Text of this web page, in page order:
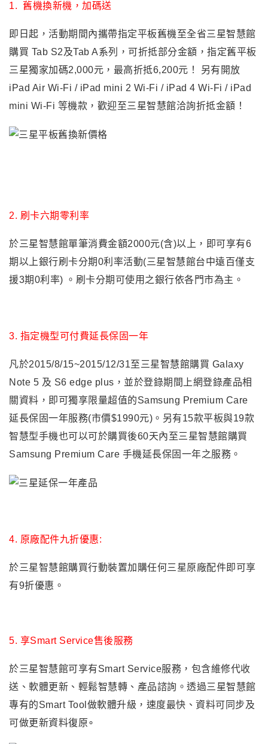
1. 舊機換新機，加碼送
即日起，活動期間內攜帶指定平板舊機至全省三星智慧館
購買 Tab S2及Tab A系列，可折抵部分金額，指定舊平板
三星獨家加碼2,000元，最高折抵6,200元！ 另有開放
iPad Air Wi-Fi / iPad mini 2 Wi-Fi / iPad 4 Wi-Fi / iPad
mini Wi-Fi 等機款，歡迎至三星智慧館洽詢折抵金額！
2. 刷卡六期零利率
於三星智慧館單筆消費金額2000元(含)以上，即可享有6
期以上銀行刷卡分期0利率活動(三星智慧館台中遠百僅支
援3期0利率) 。刷卡分期可使用之銀行依各門市為主。
3. 指定機型可付費延長保固一年
凡於2015/8/15~2015/12/31至三星智慧館購買 Galaxy
Note 5 及 S6 edge plus，並於登錄期間上網登錄產品相
關資料，即可獨享限量超值的Samsung Premium Care
延長保固一年服務(市價$1990元)。另有15款平板與19款
智慧型手機也可以可於購買後60天內至三星智慧館購買
Samsung Premium Care 手機延長保固一年之服務。
4. 原廠配件九折優惠:
於三星智慧館購買行動裝置加購任何三星原廠配件即可享
有9折優惠。
5. 享Smart Service售後服務
於三星智慧館可享有Smart Service服務，包含維修代收
送、軟體更新、輕鬆智慧轉、產品諮詢。透過三星智慧館
專有的Smart Tool做軟體升級，速度最快、資料可同步及
可做更新資料復原∘